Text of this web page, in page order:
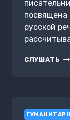
посвящена
русской
СЛУШАТЬ